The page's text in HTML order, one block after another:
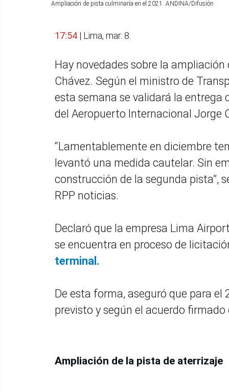
Ampliación de pista culminaría en el 2021. ANDINA/Difusión
17:54 | Lima, mar. 8.
Hay novedades sobre la
Chávez. Según el ministro de
esta semana se validará la entrega
del Aeropuerto Internacional Jorge
“Lamentablemente en diciembre
levantó una medida cautelar. Sin
construcción de la segunda pista”,
RPP noticias.
Declaró que la empresa Lima
se encuentra en proceso de
terminal.
De esta forma, aseguró que para
previsto y según el acuerdo
Ampliación de la pista de aterrizaje